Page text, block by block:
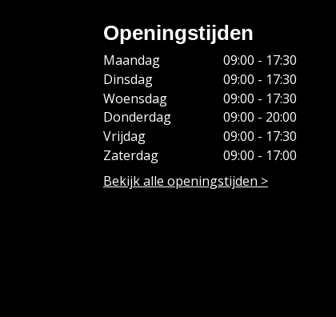
Openingstijden
Maandag
09:00 - 17:30
Dinsdag
09:00 - 17:30
Woensdag
09:00 - 17:30
Donderdag
09:00 - 20:00
Vrijdag
09:00 - 17:30
Zaterdag
09:00 - 17:00
Bekijk alle openingstijden >